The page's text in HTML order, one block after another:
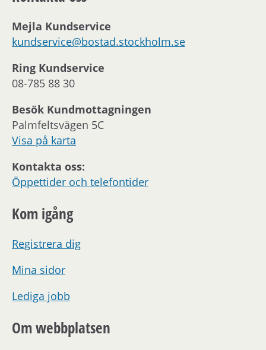
Mejla Kundservice
kundservice@bostad.stockholm.se
Ring Kundservice
08-785 88 30
Besök Kundmottagningen
Palmfeltsvägen 5C
Visa på karta
Kontakta oss:
Öppettider och telefontider
Kom igång
Registrera dig
Mina sidor
Lediga jobb
Om webbplatsen